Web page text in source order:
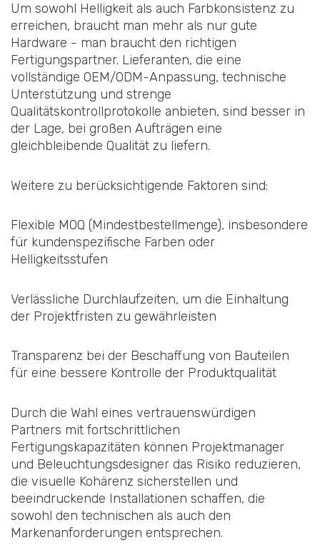
Um sowohl Helligkeit als auch Farbkonsistenz zu
erreichen, braucht man mehr als nur gute
Hardware - man braucht den richtigen
Fertigungspartner. Lieferanten, die eine
vollständige OEM/ODM-Anpassung, technische
Unterstützung und strenge
Qualitätskontrollprotokolle anbieten, sind besser in
der Lage, bei großen Aufträgen eine
gleichbleibende Qualität zu liefern.
Weitere zu berücksichtigende Faktoren sind:
Flexible MOQ (Mindestbestellmenge), insbesondere
für kundenspezifische Farben oder
Helligkeitsstufen
Verlässliche Durchlaufzeiten, um die Einhaltung
der Projektfristen zu gewährleisten
Transparenz bei der Beschaffung von Bauteilen
für eine bessere Kontrolle der Produktqualität
Durch die Wahl eines vertrauenswürdigen
Partners mit fortschrittlichen
Fertigungskapazitäten können Projektmanager
und Beleuchtungsdesigner das Risiko reduzieren,
die visuelle Kohärenz sicherstellen und
beeindruckende Installationen schaffen, die
sowohl den technischen als auch den
Markenanforderungen entsprechen.